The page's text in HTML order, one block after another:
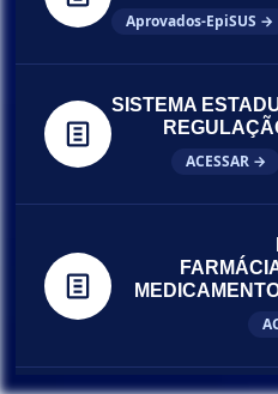
Aprovados-EpiSUS →
SISTEMA
ACESSAR →